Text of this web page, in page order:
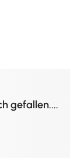
gefallen....